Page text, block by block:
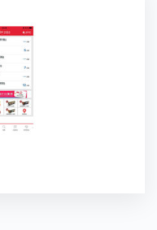
士及陽光巴士的路
車提示及巴士到站